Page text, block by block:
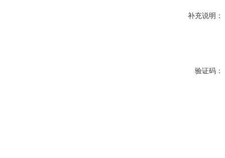
补充说明：
验证码：